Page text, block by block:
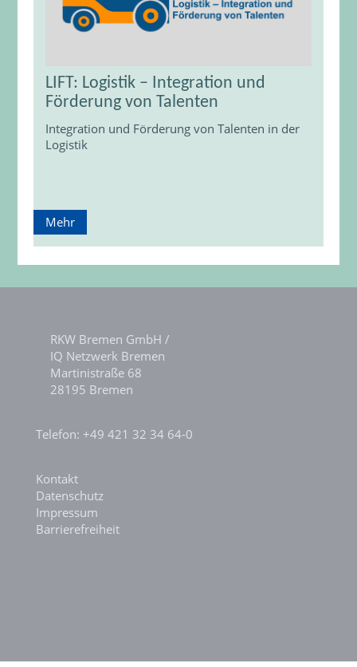
LIFT: Logistik – Integration und
Förderung von Talenten
Integration und Förderung von Talenten in der
Logistik
Mehr
RKW Bremen GmbH /
IQ Netzwerk Bremen
Martinistraße 68
28195 Bremen
Telefon: +49 421 32 34 64-0
Kontakt
Datenschutz
Impressum
Barrierefreiheit